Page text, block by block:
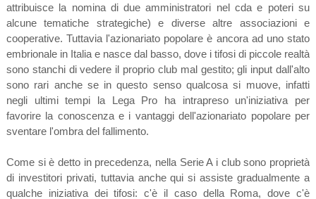
attribuisce la nomina di due amministratori nel cda e poteri su
alcune tematiche strategiche) e diverse altre associazioni e
cooperative. Tuttavia l'azionariato popolare è ancora ad uno stato
embrionale in Italia e nasce dal basso, dove i tifosi di piccole realtà
sono stanchi di vedere il proprio club mal gestito; gli input dall'alto
sono rari anche se in questo senso qualcosa si muove, infatti
negli ultimi tempi la Lega Pro ha intrapreso un'iniziativa per
favorire la conoscenza e i vantaggi dell'azionariato popolare per
sventare l'ombra del fallimento.
Come si è detto in precedenza, nella Serie A i club sono proprietà
di investitori privati, tuttavia anche qui si assiste gradualmente a
qualche iniziativa dei tifosi: c'è il caso della Roma, dove c'è